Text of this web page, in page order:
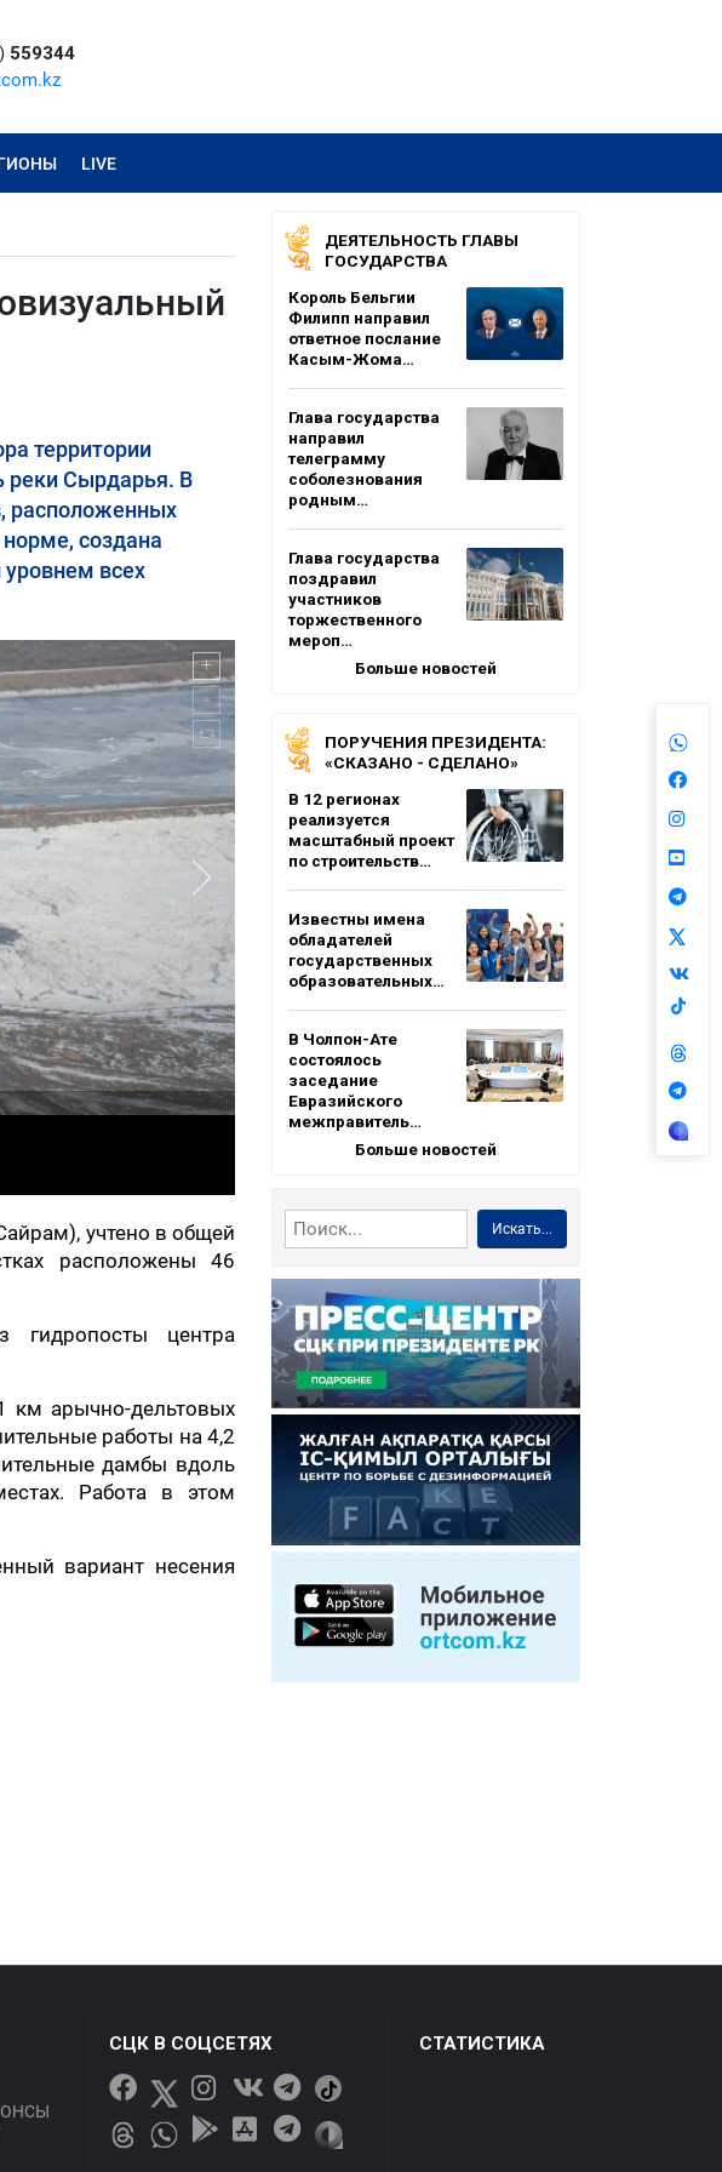
559344
LIVE
территории
реки Сырдарья. В
расположенных
создана
всех
учтено в общей
расположены 46
гидропосты центра
км арычно-дельтовых
работы на 4,2
дамбы вдоль
Работа в этом
вариант несения
ДЕЯТЕЛЬНОСТЬ ГЛАВЫ
ГОСУДАРСТВА
Король Бельгии
Филипп направил
ответное послание
Касым-Жома…
Глава государства
направил
телеграмму
соболезнования
родным…
Глава государства
поздравил
участников
торжественного
мероп…
Больше новостей
ПОРУЧЕНИЯ ПРЕЗИДЕНТА:
«СКАЗАНО - СДЕЛАНО»
В 12 регионах
реализуется
масштабный проект
по строительств…
Известны имена
обладателей
государственных
образовательных…
В Чолпон-Ате
состоялось
заседание
Евразийского
межправитель…
Больше новостей
Искать...
СЦК В СОЦСЕТЯХ СТАТИСТИКА